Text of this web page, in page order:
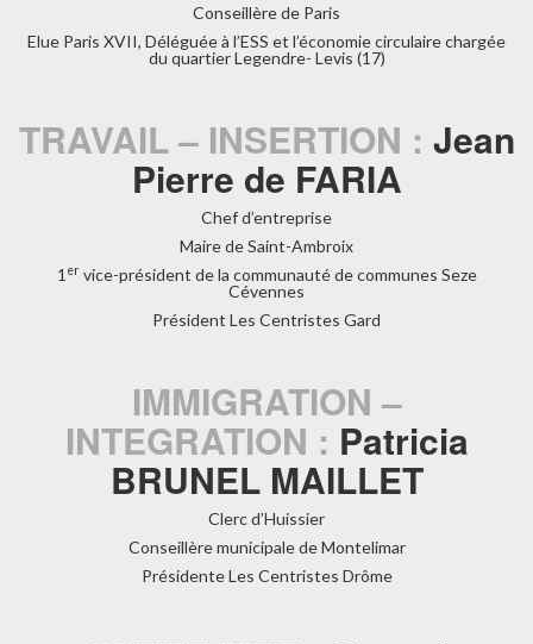
Conseillère de Paris
Elue Paris XVII, Déléguée à l’ESS et l’économie circulaire chargée
du quartier Legendre- Levis (17)
TRAVAIL – INSERTION : Jean
Pierre de FARIA
Chef d’entreprise
Maire de Saint-Ambroix
1 ervice-président de la communauté de communes Seze
Cévennes
Président Les Centristes Gard
IMMIGRATION –
INTEGRATION : Patricia
BRUNEL MAILLET
Clerc d’Huissier
Conseillère municipale de Montelimar
Présidente Les Centristes Drôme